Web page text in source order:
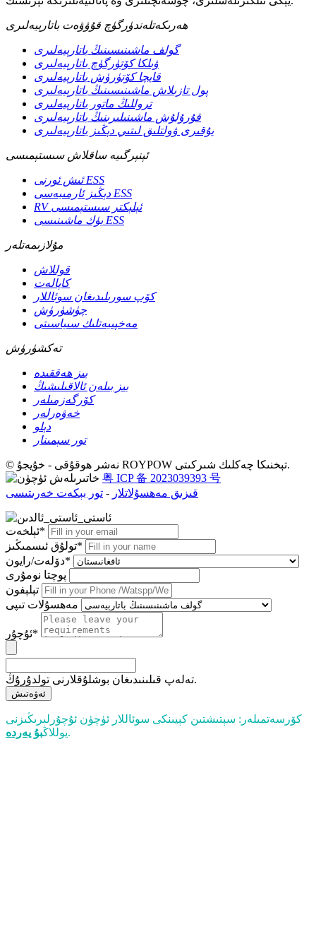
ھەرىكەتلەندۈرگۈچ قۇۋۋەت باتارېيەلىرى
گولف ماشىنىسىنىڭ باتارېيەلىرى
ۋىلكا كۆتۈرگۈچ باتارېيەلىرى
قايچا كۆتۈرۈش باتارېيەلىرى
پول تازىلاش ماشىنىسىنىڭ باتارېيەلىرى
تروللىڭ ماتور باتارېيەلىرى
قۇرۇلۇش ماشىنىلىرىنىڭ باتارېيەلىرى
يۇقىرى ۋولتلىق لىتىي دېڭىز باتارېيەلىرى
ئېنېرگىيە ساقلاش سىستېمىسى
ئىش ئورنى ESS
دېڭىز ئارمىيەسى ESS
RV ئېلېكتر سىستېمىسى
يۈك ماشىنىسى ESS
مۇلازىمەتلەر
قوللاش
كاپالەت
كۆپ سورىلىدىغان سوئاللار
چۈشۈرۈش
مەخپىيەتلىك سىياسىتى
تەكشۈرۈش
بىز ھەققىدە
بىز بىلەن ئالاقىلىشىڭ
كۆرگەزمىلەر
خەۋەرلەر
دېلو
تور سېمىنار
© نەشر ھوقۇقى - خۇيجۇ ROYPOW تېخنىكا چەكلىك شىركىتى.
粤 ICP 备 2023039393 号
قىزىق مەھسۇلاتلار - تور بېكەت خەرىتىسى
ئېلخەت*
تولۇق ئىسمىڭىز*
دۆلەت/رايون*
پوچتا نومۇرى
تېلېفون
مەھسۇلات تىپى
ئۇچۇر*
تەلەپ قىلىنىدىغان بوشلۇقلارنى تولدۇرۇڭ.
ئەۋەتىش
كۆرسەتمىلەر: سېتىشتىن كېيىنكى سوئاللار ئۈچۈن ئۇچۇرلىرىڭىزنى
يوللاڭبۇ يەردە .